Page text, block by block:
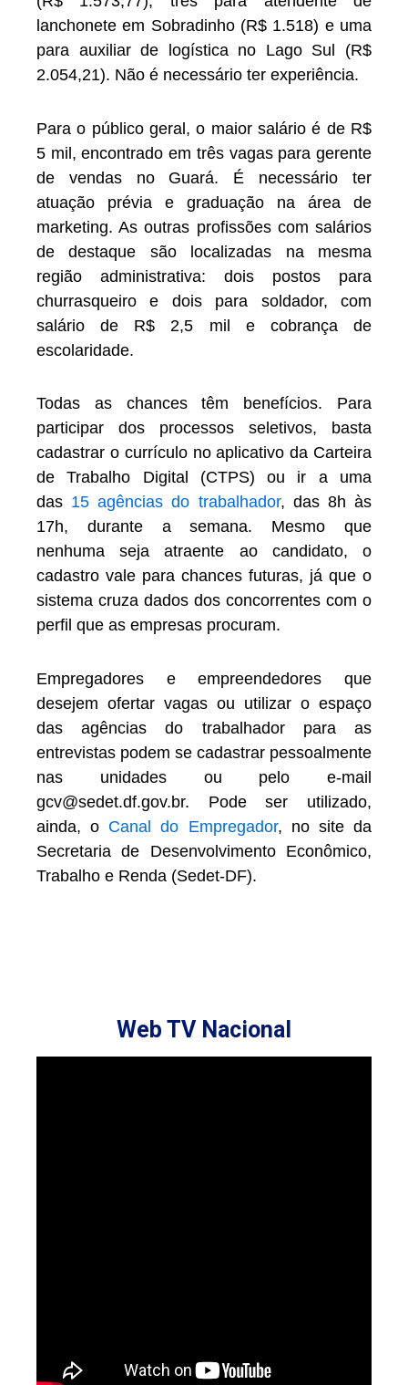
lanchonete em Sobradinho (R$ 1.518) e uma
para auxiliar de logística no Lago Sul (R$
2.054,21). Não é necessário ter experiência.
Para o público geral, o maior salário é de R$
5 mil, encontrado em três vagas para gerente
de vendas no Guará. É necessário ter
atuação prévia e graduação na área de
marketing. As outras profissões com salários
de destaque são localizadas na mesma
região administrativa: dois postos para
churrasqueiro e dois para soldador, com
salário de R$ 2,5 mil e cobrança de
escolaridade.
Todas as chances têm benefícios. Para
participar dos processos seletivos, basta
cadastrar o currículo no aplicativo da Carteira
de Trabalho Digital (CTPS) ou ir a uma
das 15 agências do trabalhador, das 8h às
17h, durante a semana. Mesmo que
nenhuma seja atraente ao candidato, o
cadastro vale para chances futuras, já que o
sistema cruza dados dos concorrentes com o
perfil que as empresas procuram.
Empregadores e empreendedores que
desejem ofertar vagas ou utilizar o espaço
das agências do trabalhador para as
entrevistas podem se cadastrar pessoalmente
nas unidades ou pelo e-mail
gcv@sedet.df.gov.br. Pode ser utilizado,
ainda, o Canal do Empregador, no site da
Secretaria de Desenvolvimento Econômico,
Trabalho e Renda (Sedet-DF).
Web TV Nacional